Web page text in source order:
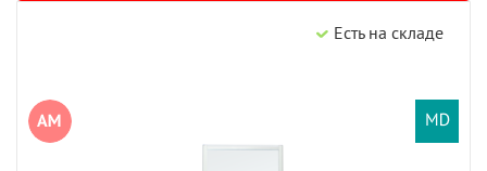
Есть на складе